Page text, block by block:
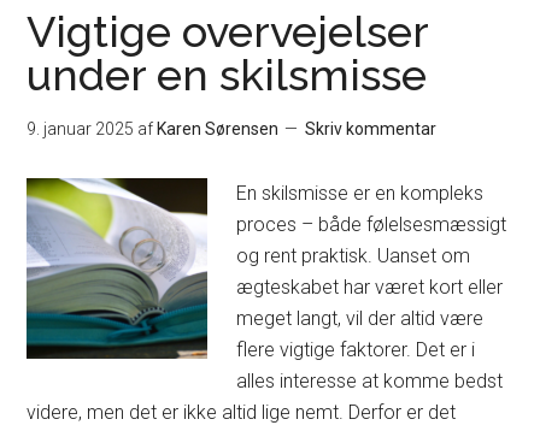
Vigtige overvejelser
under en skilsmisse
9. januar 2025 af Karen Sørensen Skriv kommentar
En skilsmisse er en kompleks
proces – både følelsesmæssigt
og rent praktisk. Uanset om
ægteskabet har været kort eller
meget langt, vil der altid være
flere vigtige faktorer. Det er i
alles interesse at komme bedst
videre, men det er ikke altid lige nemt. Derfor er det